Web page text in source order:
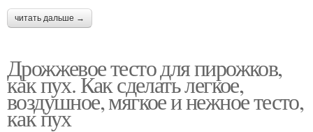
читать дальше →
Дрожжевое тесто для пирожков,
как пух. Как сделать легкое,
воздушное, мягкое и нежное тесто,
как пух